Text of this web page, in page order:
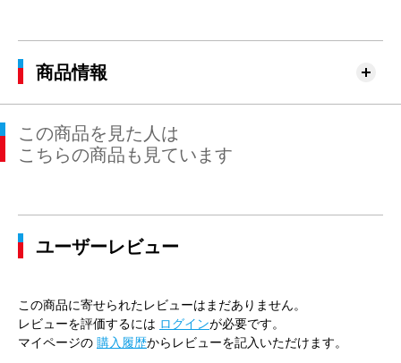
商品情報
この商品を見た人は
こちらの商品も見ています
ユーザーレビュー
この商品に寄せられたレビューはまだありません。
レビューを評価するには ログインが必要です。
マイページの 購入履歴からレビューを記入いただけます。